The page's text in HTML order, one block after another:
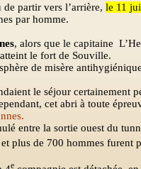
de partir vers l’arrière,le 11
par homme.
, alors que le capitaine
le fort de Souville.
de misère
le séjour certainement
cet abri à toute
entre la sortie ouest du
plus de 700 hommes furent
e